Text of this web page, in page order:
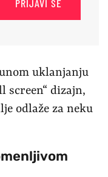
PRIJAVI SE
uklanjanju
screen“ dizajn,
odlaže za neku